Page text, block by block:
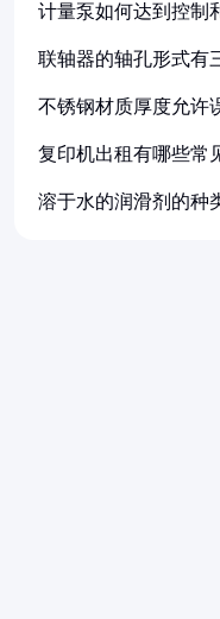
计量泵如何达到控制
联轴器的轴孔形式有
不锈钢材质厚度允许
复印机出租有哪些常
溶于水的润滑剂的种